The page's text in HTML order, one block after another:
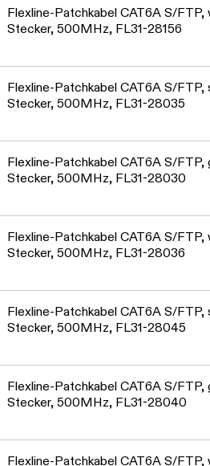
Flexline-Patchkabel CAT6A S/FTP,
Stecker, 500MHz, FL31-28156
Flexline-Patchkabel CAT6A S/
Stecker, 500MHz, FL31-28035
Flexline-Patchkabel CAT6A S/FTP,
Stecker, 500MHz, FL31-28030
Flexline-Patchkabel CAT6A S/
Stecker, 500MHz, FL31-28036
Flexline-Patchkabel CAT6A S/
Stecker, 500MHz, FL31-28045
Flexline-Patchkabel CAT6A S/FTP,
Stecker, 500MHz, FL31-28040
Flexline-Patchkabel CAT6A S/